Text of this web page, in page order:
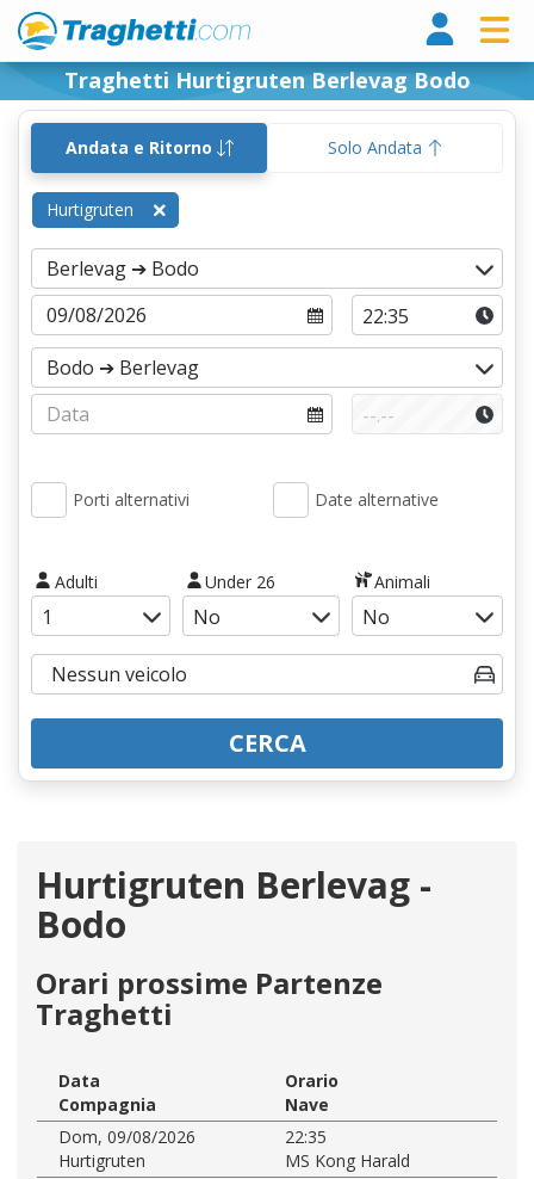
Traghetti Hurtigruten Berlevag Bodo
Andata e Ritorno Solo Andata
Hurtigruten
Porti alternativi Date alternative
Adulti Under 26 Animali
CERCA
Hurtigruten Berlevag -
Bodo
Orari prossime Partenze
Traghetti
Data
Orario
Compagnia
Nave
Dom, 09/08/2026
22:35
Hurtigruten
MS Kong Harald